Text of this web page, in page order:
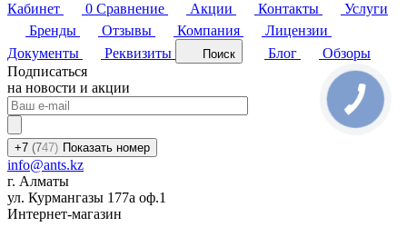
Кабинет
0 Сравнение Акции Контакты
Услуги
Бренды
Отзывы Компания
Лицензии
Документы
Реквизиты Поиск Блог
Обзоры
Подписаться
на новости и акции
+7 (747) Показать номер
info@ants.kz
г. Алматы
ул. Курмангазы 177а оф.1
Интернет-магазин